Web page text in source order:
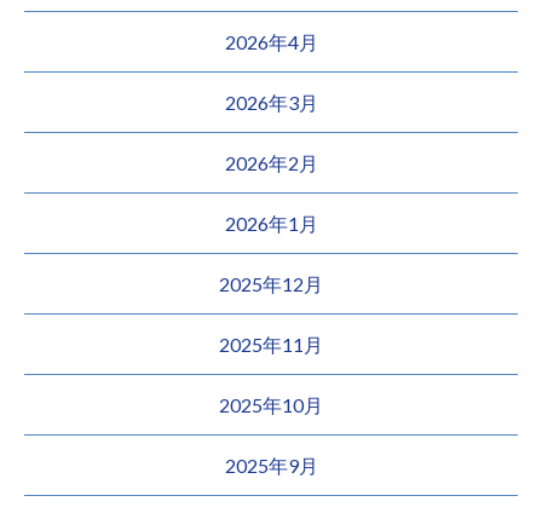
2026年4月
2026年3月
2026年2月
2026年1月
2025年12月
2025年11月
2025年10月
2025年9月